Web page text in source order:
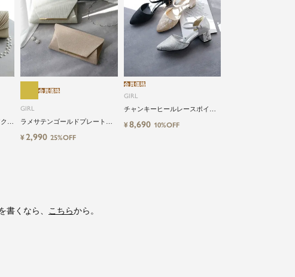
ラ
GIRL
ラメサテンゴールドプレートフ
ラップ2wayパーティーバッグ
会員価格
¥2,990 25%OFF
GIRL
チャンキーヒールレースポイン
テッドトゥ結婚式パーティーパ
ンプス
会員価格
¥8,690 10%OFF
書くなら、 こちらから。